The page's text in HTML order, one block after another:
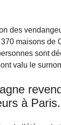
des
maisons de
sont
valu le
à Paris.